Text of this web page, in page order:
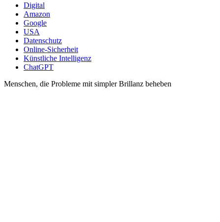
Digital
Amazon
Google
USA
Datenschutz
Online-Sicherheit
Künstliche Intelligenz
ChatGPT
Menschen, die Probleme mit simpler Brillanz beheben